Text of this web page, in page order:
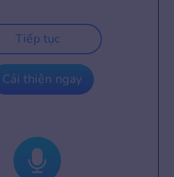
Tiếp tục
Cải thiện ngay